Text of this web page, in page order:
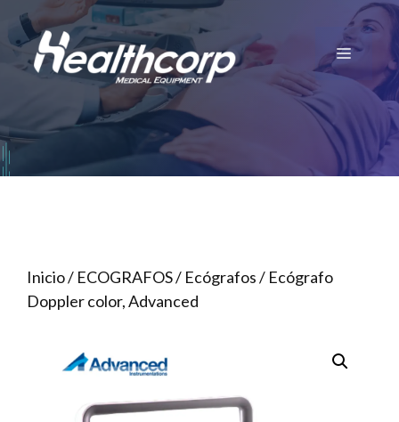
Saltar
contenido
Menú
Inicio/ ECOGRAFOS/ Ecógrafos/ Ecógrafo
Doppler color, Advanced